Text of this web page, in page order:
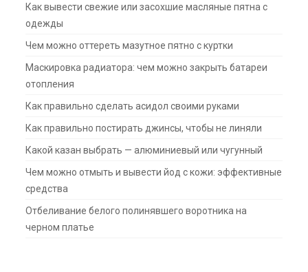
Как вывести свежие или засохшие масляные пятна с
одежды
Чем можно оттереть мазутное пятно с куртки
Маскировка радиатора: чем можно закрыть батареи
отопления
Как правильно сделать асидол своими руками
Как правильно постирать джинсы, чтобы не линяли
Какой казан выбрать — алюминиевый или чугунный
Чем можно отмыть и вывести йод с кожи: эффективные
средства
Отбеливание белого полинявшего воротника на
черном платье